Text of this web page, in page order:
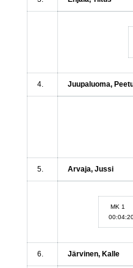
4. Juupaluoma,
5. Arvaja, Jussi
MK 1
6. Järvinen, Kalle